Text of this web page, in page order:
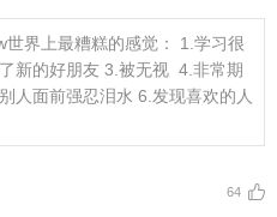
世界上最糟糕的感觉： 1.学习很
新的好朋友 3.被无视 ​​​ ​​​ 4.非常期
人面前强忍泪水 6.发现喜欢的人
64